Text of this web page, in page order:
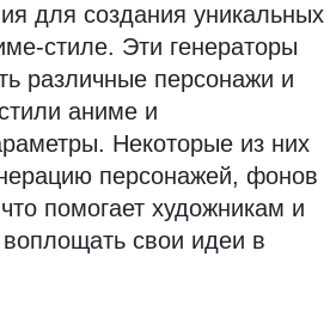
для создания уникальных
стиле. Эти генераторы
различные персонажи и
аниме и
Некоторые из них
персонажей, фонов
помогает художникам и
свои идеи в